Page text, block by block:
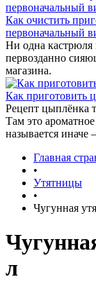
Как очистить
первоначальный
Ни одна кастрюля
первозданно
магазина.
Как приготовить
Рецепт цыплёнка
Там это
называется
Главная
•
Утятницы
•
Чугунная
л